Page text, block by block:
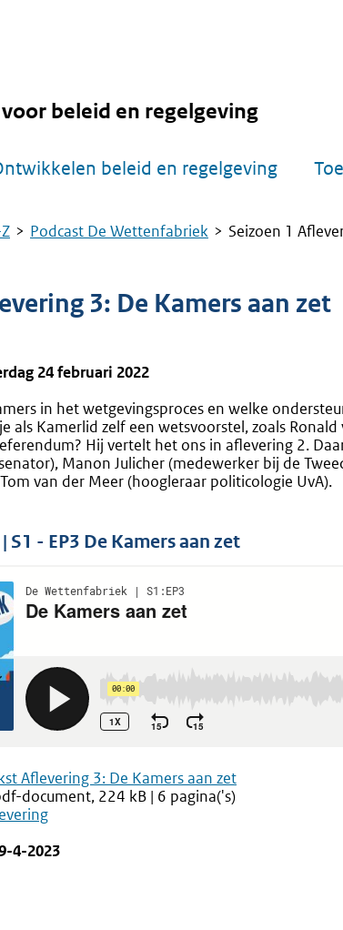
beleid en regelgeving
beleid en regelgeving
Podcast De Wettenfabriek Seizoen 1
3: De Kamers aan zet
24 februari 2022
in het wetgevingsproces en welke
als Kamerlid zelf een wetsvoorstel, zoals
Hij vertelt het ons in aflevering 2.
Manon Julicher (medewerker bij de
van der Meer (hoogleraar politicologie UvA).
- EP3 De Kamers aan zet
Aflevering 3: De Kamers aan zet
document, 224 kB | 6 pagina('s)
4-2023